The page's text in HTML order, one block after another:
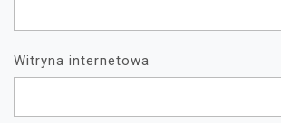
Witryna internetowa